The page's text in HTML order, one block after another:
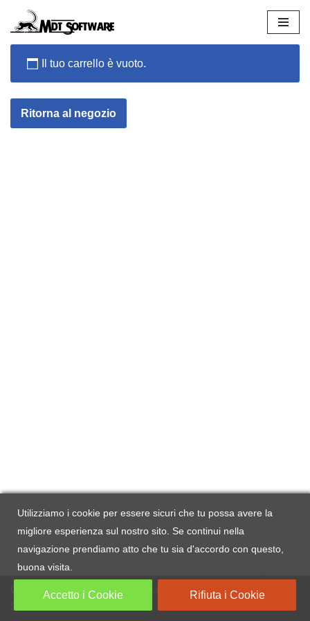
contenuto
Il tuo carrello è vuoto.
Ritorna al negozio
Copyright MDT Software S.r.l.s © 2019 | Powered by
Software
Utilizziamo i cookie per essere sicuri che tu possa avere la
migliore esperienza sul nostro sito. Se continui nella
navigazione prendiamo atto che tu sia d'accordo con questo,
buona visita.
Accetto i Cookie Rifiuta i Cookie